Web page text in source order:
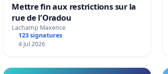
Mettre fin aux restrictions sur la
rue de l’Oradou
Lachamp Maxence
123 signatures
4 Jul 2026